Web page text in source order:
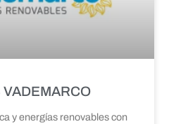
y energías renovables con